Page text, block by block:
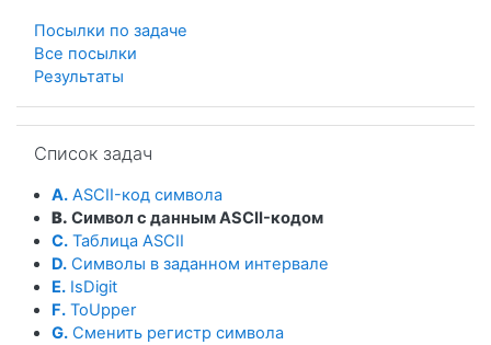
Посылки по задаче
Все посылки
Результаты
Список задач
A. ASCII-код символа
B. Символ с данным ASCII-кодом
C. Таблица ASCII
D. Символы в заданном интервале
E. IsDigit
F. ToUpper
G. Сменить регистр символа